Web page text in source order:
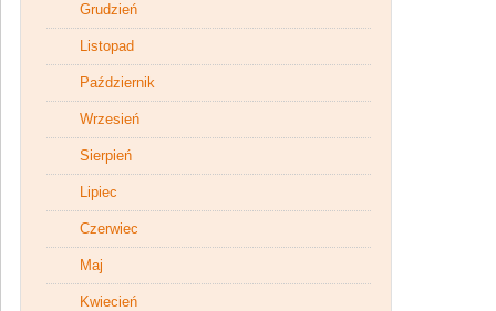
Grudzień
Listopad
Październik
Wrzesień
Sierpień
Lipiec
Czerwiec
Maj
Kwiecień